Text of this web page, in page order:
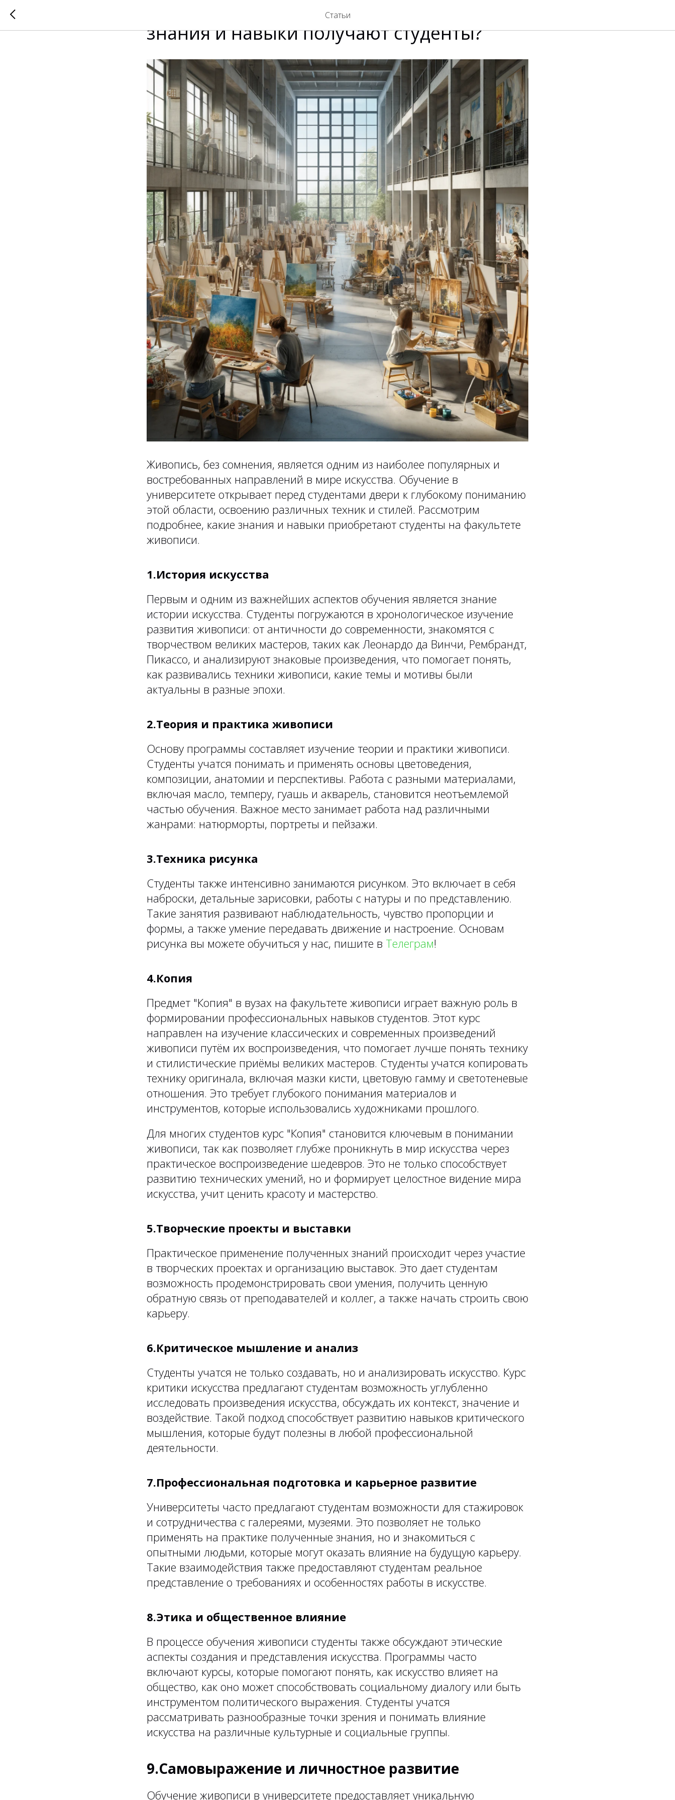
Статьи
Изучение живописи в университете: какие
знания и навыки получают студенты?
Живопись, без сомнения, является одним из наиболее популярных и
востребованных направлений в мире искусства. Обучение в
университете открывает перед студентами двери к глубокому пониманию
этой области, освоению различных техник и стилей. Рассмотрим
подробнее, какие знания и навыки приобретают студенты на факультете
живописи.
1.История искусства
Первым и одним из важнейших аспектов обучения является знание
истории искусства. Студенты погружаются в хронологическое изучение
развития живописи: от античности до современности, знакомятся с
творчеством великих мастеров, таких как Леонардо да Винчи, Рембрандт,
Пикассо, и анализируют знаковые произведения, что помогает понять,
как развивались техники живописи, какие темы и мотивы были
актуальны в разные эпохи.
2.Теория и практика живописи
Основу программы составляет изучение теории и практики живописи.
Студенты учатся понимать и применять основы цветоведения,
композиции, анатомии и перспективы. Работа с разными материалами,
включая масло, темперу, гуашь и акварель, становится неотъемлемой
частью обучения. Важное место занимает работа над различными
жанрами: натюрморты, портреты и пейзажи.
3.Техника рисунка
Студенты также интенсивно занимаются рисунком. Это включает в себя
наброски, детальные зарисовки, работы с натуры и по представлению.
Такие занятия развивают наблюдательность, чувство пропорции и
формы, а также умение передавать движение и настроение. Основам
рисунка вы можете обучиться у нас, пишите в Телеграм!
4.Копия
Предмет "Копия" в вузах на факультете живописи играет важную роль в
формировании профессиональных навыков студентов. Этот курс
направлен на изучение классических и современных произведений
живописи путём их воспроизведения, что помогает лучше понять технику
и стилистические приёмы великих мастеров. Студенты учатся копировать
технику оригинала, включая мазки кисти, цветовую гамму и светотеневые
отношения. Это требует глубокого понимания материалов и
инструментов, которые использовались художниками прошлого.
Для многих студентов курс "Копия" становится ключевым в понимании
живописи, так как позволяет глубже проникнуть в мир искусства через
практическое воспроизведение шедевров. Это не только способствует
развитию технических умений, но и формирует целостное видение мира
искусства, учит ценить красоту и мастерство.
5.Творческие проекты и выставки
Практическое применение полученных знаний происходит через участие
в творческих проектах и организацию выставок. Это дает студентам
возможность продемонстрировать свои умения, получить ценную
обратную связь от преподавателей и коллег, а также начать строить свою
карьеру.
6.Критическое мышление и анализ
Студенты учатся не только создавать, но и анализировать искусство. Курс
критики искусства предлагают студентам возможность углубленно
исследовать произведения искусства, обсуждать их контекст, значение и
воздействие. Такой подход способствует развитию навыков критического
мышления, которые будут полезны в любой профессиональной
деятельности.
7.Профессиональная подготовка и карьерное развитие
Университеты часто предлагают студентам возможности для стажировок
и сотрудничества с галереями, музеями. Это позволяет не только
применять на практике полученные знания, но и знакомиться с
опытными людьми, которые могут оказать влияние на будущую карьеру.
Такие взаимодействия также предоставляют студентам реальное
представление о требованиях и особенностях работы в искусстве.
8.Этика и общественное влияние
В процессе обучения живописи студенты также обсуждают этические
аспекты создания и представления искусства. Программы часто
включают курсы, которые помогают понять, как искусство влияет на
общество, как оно может способствовать социальному диалогу или быть
инструментом политического выражения. Студенты учатся
рассматривать разнообразные точки зрения и понимать влияние
искусства на различные культурные и социальные группы.
9.Самовыражение и личностное развитие
Обучение живописи в университете предоставляет уникальную